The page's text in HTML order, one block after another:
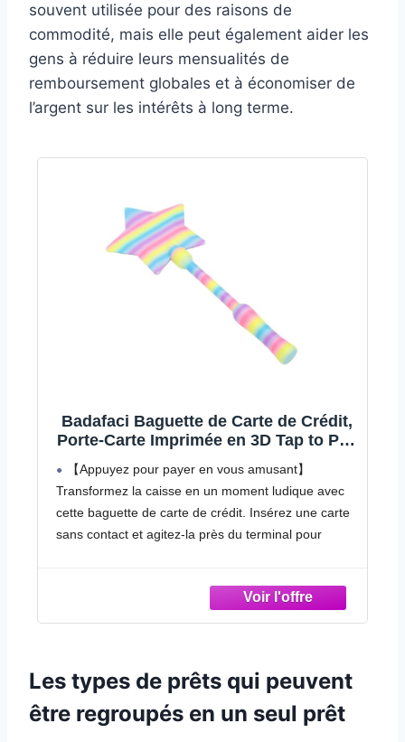
souvent utilisée pour des raisons de
commodité, mais elle peut également aider les
gens à réduire leurs mensualités de
remboursement globales et à économiser de
l’argent sur les intérêts à long terme.
Badafaci Baguette de Carte de Crédit,
Porte-Carte Imprimée en 3D Tap to Pay
avec Emplacement pour sécurisé,
Outil de Paiement en Forme d'étoile de
14,2 Pouces, pour Enfants et Adultes
Faisant Leurs
【Appuyez pour payer en vous amusant】
Transformez la caisse en un moment ludique avec
cette baguette de carte de crédit. Insérez une carte
sans contact et agitez-la près du terminal pour
Design imprimé en 3D : fabriqué à partir de PLA
avec un look dégradé coloré, ce porte-cartes
pour une manipulation facile.
【Fente pour carte sécurisée】 Construit avec une
fente discrète qui peut contenir une carte de crédit
Les types de prêts qui peuvent
être regroupés en un seul prêt